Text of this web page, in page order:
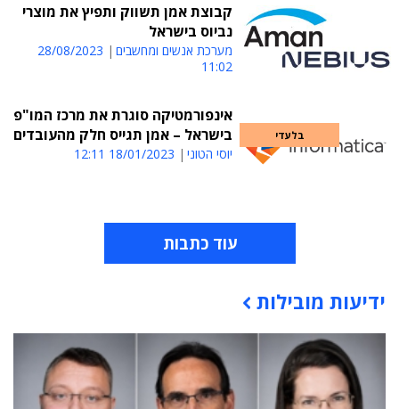
קבוצת אמן תשווק ותפיץ את מוצרי
נביוס בישראל
מערכת אנשים ומחשבים
28/08/2023
11:02
בלעדי
אינפורמטיקה סוגרת את מרכז המו"פ
בישראל – אמן תגייס חלק מהעובדים
יוסי הטוני 18/01/2023 12:11
עוד כתבות
תוכן פרסומי
ידיעות מובילות